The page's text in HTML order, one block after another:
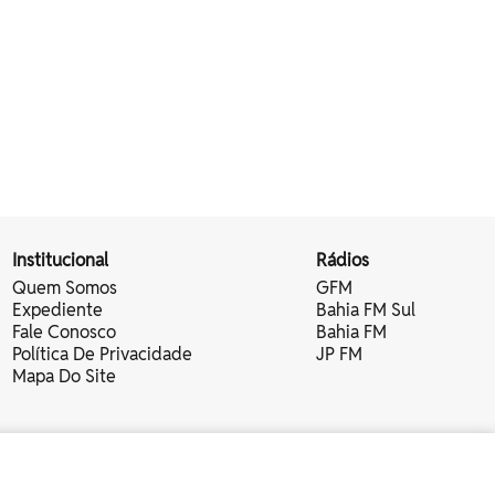
Institucional
Quem Somos
Expediente
Fale Conosco
Política De Privacidade
Mapa Do Site
Rádios
GFM
Bahia FM Sul
Bahia FM
JP FM